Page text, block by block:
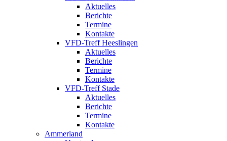
Aktuelles
Berichte
Termine
Kontakte
VFD-Treff Heeslingen
Aktuelles
Berichte
Termine
Kontakte
VFD-Treff Stade
Aktuelles
Berichte
Termine
Kontakte
Ammerland